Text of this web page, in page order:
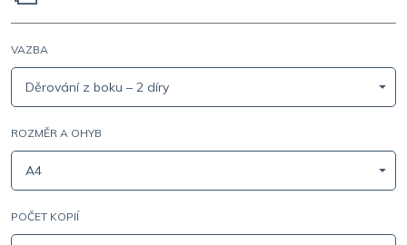
VAZBA
Děrování z boku – 2 díry
ROZMĚR A OHYB
A4
POČET KOPIÍ